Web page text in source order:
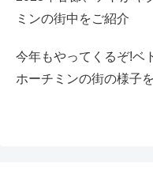
ミンの街中をご紹介
今年もやってくるぞ!ベ
ホーチミンの街の様子